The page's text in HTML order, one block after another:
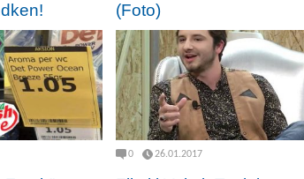
(Foto)
0 26.01.2017